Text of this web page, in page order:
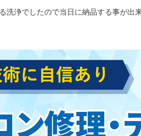
洗浄でしたので当日に納品する事が出来